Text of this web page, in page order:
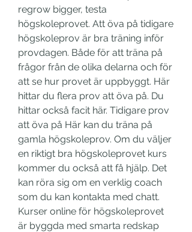
regrow bigger, testa
högskoleprovet. Att öva på tidigare
högskoleprov är bra träning inför
provdagen. Både för att träna på
frågor från de olika delarna och för
att se hur provet är uppbyggt. Här
hittar du flera prov att öva på. Du
hittar också facit här. Tidigare prov
att öva på Här kan du träna på
gamla högskoleprov. Om du väljer
en riktigt bra högskoleprovet kurs
kommer du också att få hjälp. Det
kan röra sig om en verklig coach
som du kan kontakta med chatt.
Kurser online för högskoleprovet
är byggda med smarta redskap